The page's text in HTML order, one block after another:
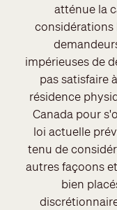
atténue la
considérations
impérieuses de
pas satisfaire
résidence
Canada pour
loi actuelle
tenu de
autres façoons
bien